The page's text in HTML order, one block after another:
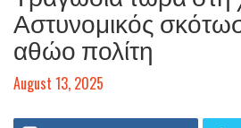
Αστυνομικός
αθώο πολίτη
August 13, 2025